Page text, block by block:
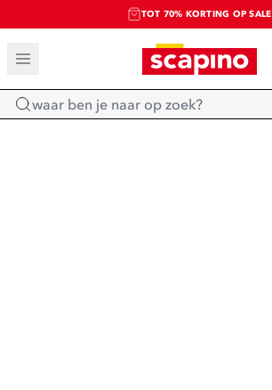
TOT 70% KORTING OP SALE
SALE: LAATSTE KANS!
SHOP NIEUW
Home